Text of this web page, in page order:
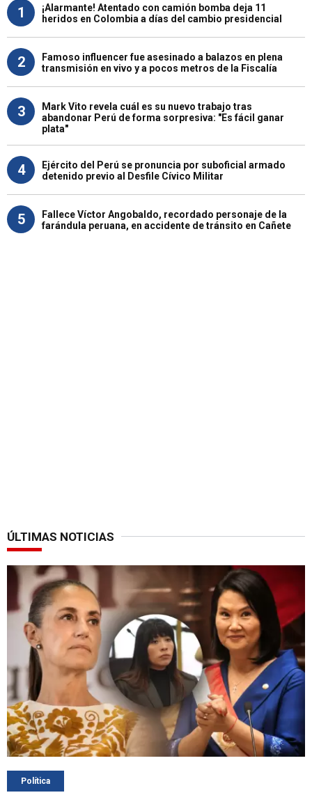
1
¡Alarmante! Atentado con camión bomba deja 11
heridos en Colombia a días del cambio presidencial
2
Famoso influencer fue asesinado a balazos en plena
transmisión en vivo y a pocos metros de la Fiscalía
3
Mark Vito revela cuál es su nuevo trabajo tras
abandonar Perú de forma sorpresiva: "Es fácil ganar
plata"
4
Ejército del Perú se pronuncia por suboficial armado
detenido previo al Desfile Cívico Militar
5
Fallece Víctor Angobaldo, recordado personaje de la
farándula peruana, en accidente de tránsito en Cañete
ÚLTIMAS NOTICIAS
Política